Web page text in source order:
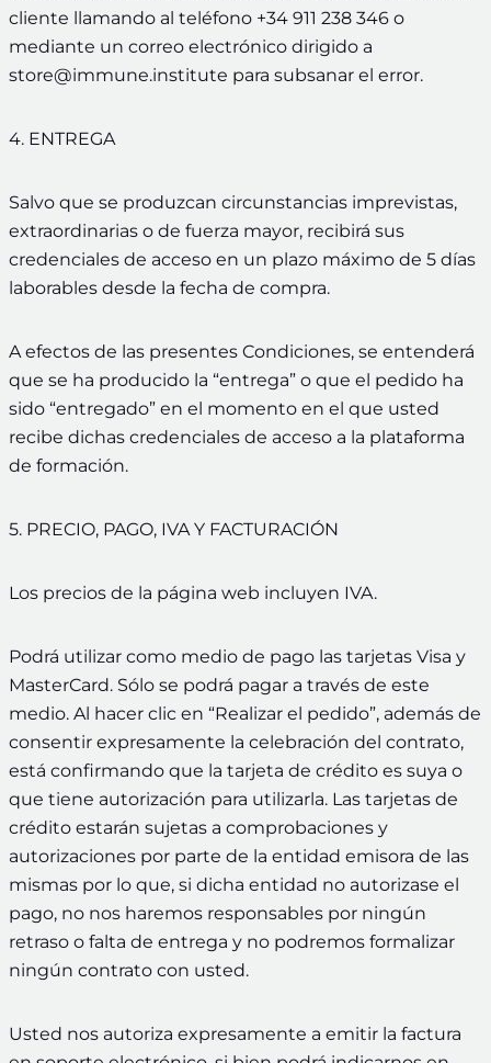
cliente llamando al teléfono +34 911 238 346 o
mediante un correo electrónico dirigido a
store@immune.institute para subsanar el error.
4. ENTREGA
Salvo que se produzcan circunstancias imprevistas,
extraordinarias o de fuerza mayor, recibirá sus
credenciales de acceso en un plazo máximo de 5 días
laborables desde la fecha de compra.
A efectos de las presentes Condiciones, se entenderá
que se ha producido la “entrega” o que el pedido ha
sido “entregado” en el momento en el que usted
recibe dichas credenciales de acceso a la plataforma
de formación.
5. PRECIO, PAGO, IVA Y FACTURACIÓN
Los precios de la página web incluyen IVA.
Podrá utilizar como medio de pago las tarjetas Visa y
MasterCard. Sólo se podrá pagar a través de este
medio. Al hacer clic en “Realizar el pedido”, además de
consentir expresamente la celebración del contrato,
está confirmando que la tarjeta de crédito es suya o
que tiene autorización para utilizarla. Las tarjetas de
crédito estarán sujetas a comprobaciones y
autorizaciones por parte de la entidad emisora de las
mismas por lo que, si dicha entidad no autorizase el
pago, no nos haremos responsables por ningún
retraso o falta de entrega y no podremos formalizar
ningún contrato con usted.
Usted nos autoriza expresamente a emitir la factura